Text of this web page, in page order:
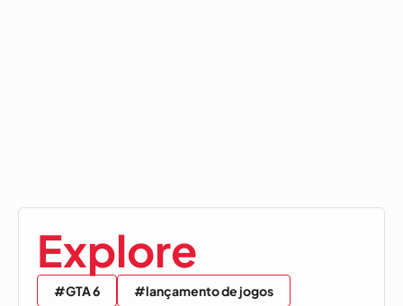
Explore
#GTA 6
#lançamento de jogos